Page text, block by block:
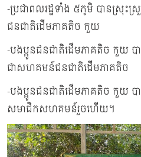
-ប្រជាពលរដ្ឋទាំង ៥ភូមិ បានស្រុះស្
ជនជាតិដើមភាគតិច កួយ
-បងប្អូនជនជាតិដើមភាគតិច កួយ បា
ជាសហគមន៍ជនជាតិដើមភាគតិច
-បងប្អូនជនជាតិដើមភាគតិច កួយ ប
សមាជិកសហគមន៍រួចហើយ។